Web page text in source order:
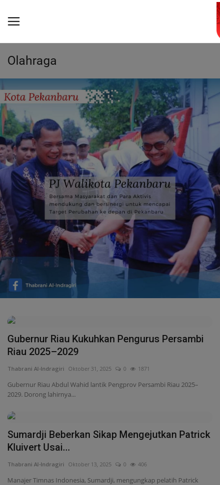
Beranda
Advetorial
Video Streaming
Politik
TNI/POLRI
Hukrim
Teknologi
Peristiwa
Pemerintah
Pemilu
Kriminal
Olahraga
Opini
Budaya
Internasional
Infotorial
Olahraga
Gubernur Riau Kukuhkan Pengurus Persambi
Riau 2025–2029
Thabrani Al-Indragiri Oktober 31, 2025 0 1871
Gubernur Riau Abdul Wahid lantik Pengprov Persambi Riau 2025–
2029. Dorong lahirnya...
Sumardji Beberkan Sikap Mengejutkan Patrick
Kluivert Usai...
Thabrani Al-Indragiri Oktober 13, 2025 0 406
Manajer Timnas Indonesia, Sumardji, mengungkap pelatih Patrick